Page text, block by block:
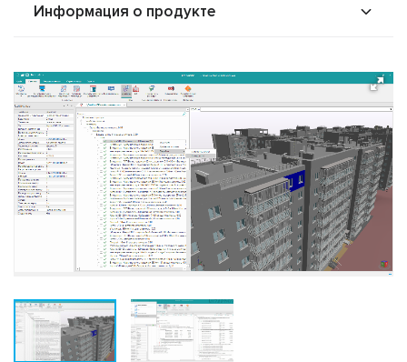
Информация о продукте
Стоимость
Интеграторы
Альтернативы
Отзывы